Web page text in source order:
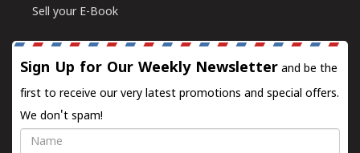
Sell your E-Book
Sign Up for Our Weekly Newsletter and be the
first to receive our very latest promotions and special offers.
We don't spam!
Name